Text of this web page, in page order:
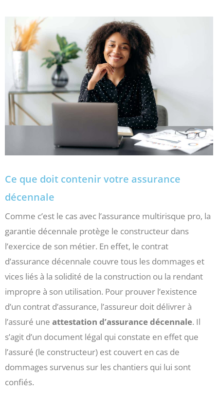
Ce que doit contenir votre assurance
décennale
Comme c’est le cas avec l’assurance multirisque pro, la
garantie décennale protège le constructeur dans
l’exercice de son métier. En effet, le contrat
d’assurance décennale couvre tous les dommages et
vices liés à la solidité de la construction ou la rendant
impropre à son utilisation. Pour prouver l’existence
d’un contrat d’assurance, l’assureur doit délivrer à
l’assuré une attestation d’assurance décennale. Il
s’agit d’un document légal qui constate en effet que
l’assuré (le constructeur) est couvert en cas de
dommages survenus sur les chantiers qui lui sont
confiés.